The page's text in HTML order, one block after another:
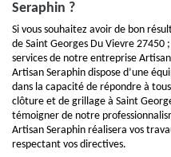
Seraphin ?
Si vous souhaitez avoir de bon
de Saint Georges Du Vievre 27450
services de notre entreprise
Artisan Seraphin dispose d’une
dans la capacité de répondre à
clôture et de grillage à Saint
témoigner de notre
Artisan Seraphin réalisera vos
respectant vos directives.